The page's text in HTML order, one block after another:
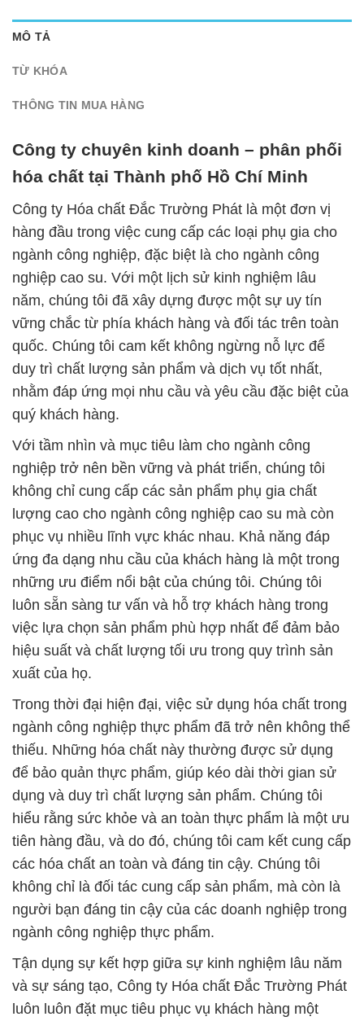
MÔ TẢ
TỪ KHÓA
THÔNG TIN MUA HÀNG
Công ty chuyên kinh doanh – phân phối
hóa chất tại Thành phố Hồ Chí Minh
Công ty Hóa chất Đắc Trường Phát là một đơn vị
hàng đầu trong việc cung cấp các loại phụ gia cho
ngành công nghiệp, đặc biệt là cho ngành công
nghiệp cao su. Với một lịch sử kinh nghiệm lâu
năm, chúng tôi đã xây dựng được một sự uy tín
vững chắc từ phía khách hàng và đối tác trên toàn
quốc. Chúng tôi cam kết không ngừng nỗ lực để
duy trì chất lượng sản phẩm và dịch vụ tốt nhất,
nhằm đáp ứng mọi nhu cầu và yêu cầu đặc biệt của
quý khách hàng.
Với tầm nhìn và mục tiêu làm cho ngành công
nghiệp trở nên bền vững và phát triển, chúng tôi
không chỉ cung cấp các sản phẩm phụ gia chất
lượng cao cho ngành công nghiệp cao su mà còn
phục vụ nhiều lĩnh vực khác nhau. Khả năng đáp
ứng đa dạng nhu cầu của khách hàng là một trong
những ưu điểm nổi bật của chúng tôi. Chúng tôi
luôn sẵn sàng tư vấn và hỗ trợ khách hàng trong
việc lựa chọn sản phẩm phù hợp nhất để đảm bảo
hiệu suất và chất lượng tối ưu trong quy trình sản
xuất của họ.
Trong thời đại hiện đại, việc sử dụng hóa chất trong
ngành công nghiệp thực phẩm đã trở nên không thể
thiếu. Những hóa chất này thường được sử dụng
để bảo quản thực phẩm, giúp kéo dài thời gian sử
dụng và duy trì chất lượng sản phẩm. Chúng tôi
hiểu rằng sức khỏe và an toàn thực phẩm là một ưu
tiên hàng đầu, và do đó, chúng tôi cam kết cung cấp
các hóa chất an toàn và đáng tin cậy. Chúng tôi
không chỉ là đối tác cung cấp sản phẩm, mà còn là
người bạn đáng tin cậy của các doanh nghiệp trong
ngành công nghiệp thực phẩm.
Tận dụng sự kết hợp giữa sự kinh nghiệm lâu năm
và sự sáng tạo, Công ty Hóa chất Đắc Trường Phát
luôn luôn đặt mục tiêu phục vụ khách hàng một